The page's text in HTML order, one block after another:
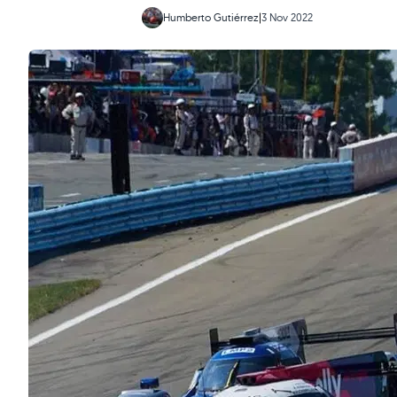
Humberto Gutiérrez|3 Nov 2022